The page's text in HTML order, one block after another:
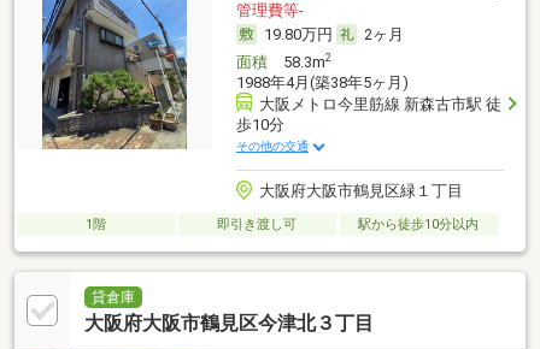
管理費等-
19.80万円
2ヶ月
面積58.3m2
1988年4月(築38年5ヶ月)
大阪メトロ今里筋線 新森古市駅 徒
歩10分
その他の交通
大阪府大阪市鶴見区緑１丁目
1階 即引き渡し可 駅から徒歩10分以内
貸倉庫
大阪府大阪市鶴見区今津北３丁目